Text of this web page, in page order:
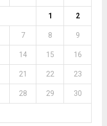
1 2
7 8 9
14 15 16
21 22 23
28 29 30